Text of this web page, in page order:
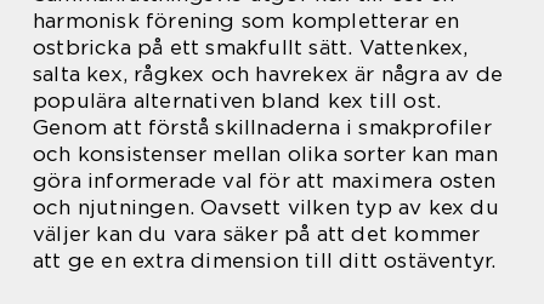
harmonisk förening som kompletterar en
ostbricka på ett smakfullt sätt. Vattenkex,
salta kex, rågkex och havrekex är några av de
populära alternativen bland kex till ost.
Genom att förstå skillnaderna i smakprofiler
och konsistenser mellan olika sorter kan man
göra informerade val för att maximera osten
och njutningen. Oavsett vilken typ av kex du
väljer kan du vara säker på att det kommer
att ge en extra dimension till ditt ostäventyr.